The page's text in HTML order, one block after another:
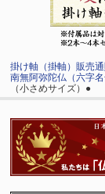
掛け軸（掛軸）販売
南無阿弥陀仏（六字名
（小さめサイズ）●